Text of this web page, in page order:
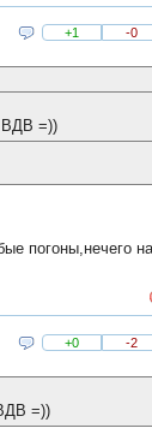
+1 -0
ВДВ =))
погоны,нечего
+0 -2
=))